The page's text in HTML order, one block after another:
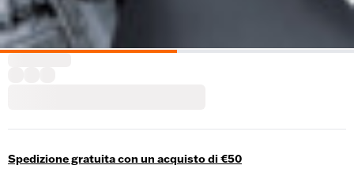
Spedizione gratuita con un acquisto di €50